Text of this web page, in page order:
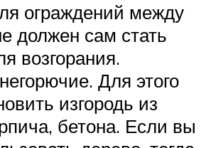
ограждений между
должен сам стать
возгорания.
Для этого
изгородь из
бетона. Если вы